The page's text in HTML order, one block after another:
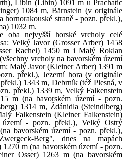
Libín (Libin) 1091 m u Prachatic
1084 m, Bärnstein (v originále
hornorakouské straně - pozn. překl.),
1032 m.
oba nejvyšší horské vrcholy celé
Velký Javor (Grosser Arber) 1458
Rachel) 1450 m i Malý Roklan
vrcholy na bavorském území
Malý Javor (Kleiner Arber) 1391 m
překl.), Jezerní hora (v originále
1343 m, Debrník (též Plesná, v
překl.) 1339 m, Velký Falkenstein
m (na bavorském území - pozn.
1314 m, Ždánidla (Steindlberg)
Falkenstein (Kleiner Falkenstein)
území - pozn. překl.), Velký Ostrý
bavorském území - pozn. překl.),
Berg", dnes na mapách
m (na bavorském území - pozn.
Osser) 1263 m (na bavorském